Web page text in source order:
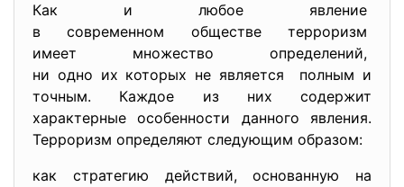
Как и любое явление
в современном обществе терроризм
имеет множество определений,
ни одно их которых не является полным и
точным. Каждое из них содержит
характерные особенности данного явления.
Терроризм определяют следующим образом:
как стратегию действий, основанную на